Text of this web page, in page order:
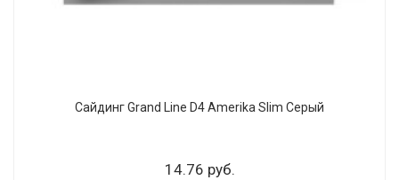
Сайдинг Grand Line D4 Amerika Slim Серый
14.76 руб.